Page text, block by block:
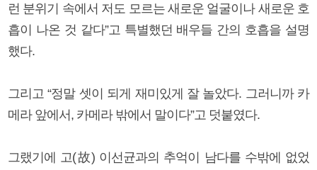
런 분위기 속에서 저도 모르는 새로운 얼굴이나 새로운 호
흡이 나온 것 같다”고 특별했던 배우들 간의 호흡을 설명
했다.
그리고 “정말 셋이 되게 재미있게 잘 놀았다. 그러니까 카
메라 앞에서, 카메라 밖에서 말이다”고 덧붙였다.
그랬기에 고(故) 이선균과의 추억이 남다를 수밖에 없었